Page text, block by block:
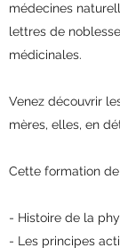
médecines
lettres de
médicinales.
Venez découvrir
mères, elles, en
Cette formation
- Histoire de la
- Les principes